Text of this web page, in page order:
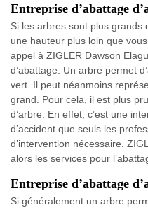
Entreprise d’abattage
Si les arbres sont plus grands
une hauteur plus loin que
appel à ZIGLER Dawson
d’abattage. Un arbre permet
vert. Il peut néanmoins
grand. Pour cela, il est plus
d’arbre. En effet, c’est une
d’accident que seuls les
d’intervention nécessaire.
alors les services pour
Entreprise d’abattage
Si généralement un arbre